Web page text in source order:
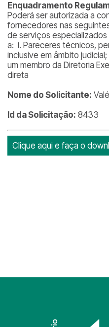
Enquadramento
Poderá ser autorizada a
fornecedores nas
de serviços especializados
a: i. Pareceres técnicos,
inclusive em âmbito judicial;
um membro da Diretoria
direta
Nome do Solicitante:
Id da Solicitação: 8433
Clique aqui e faça o